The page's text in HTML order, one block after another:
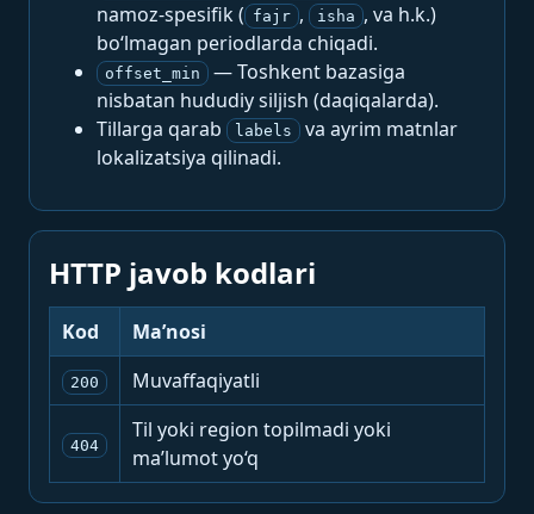
namoz-spesifik ( fajr , isha , va h.k.)
bo‘lmagan periodlarda chiqadi.
offset_min
— Toshkent bazasiga
nisbatan hududiy siljish (daqiqalarda).
Tillarga qarab
labels
va ayrim matnlar
lokalizatsiya qilinadi.
HTTP javob kodlari
Kod Ma’nosi
200 Muvaffaqiyatli
404
Til yoki region topilmadi yoki
ma’lumot yo‘q